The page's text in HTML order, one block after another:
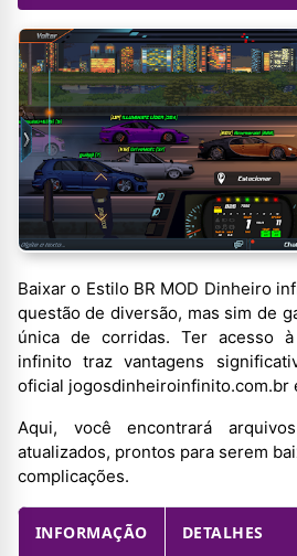
Baixar o Estilo BR MOD Dinheiro
questão de diversão, mas sim de
única de corridas. Ter acesso
infinito traz vantagens
oficial jogosdinheiroinfinito.com.br
Aqui, você encontrará
atualizados, prontos para serem
complicações.
INFORMAÇÃO DETALHES